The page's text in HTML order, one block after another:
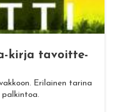
kirja ta­voit­te­
Erilainen tarina